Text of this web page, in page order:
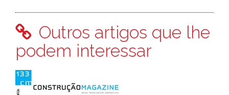
Outros artigos que lhe
podem interessar